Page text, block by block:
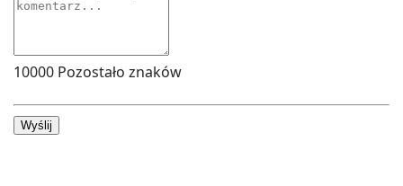
10000 Pozostało znaków
Wyślij